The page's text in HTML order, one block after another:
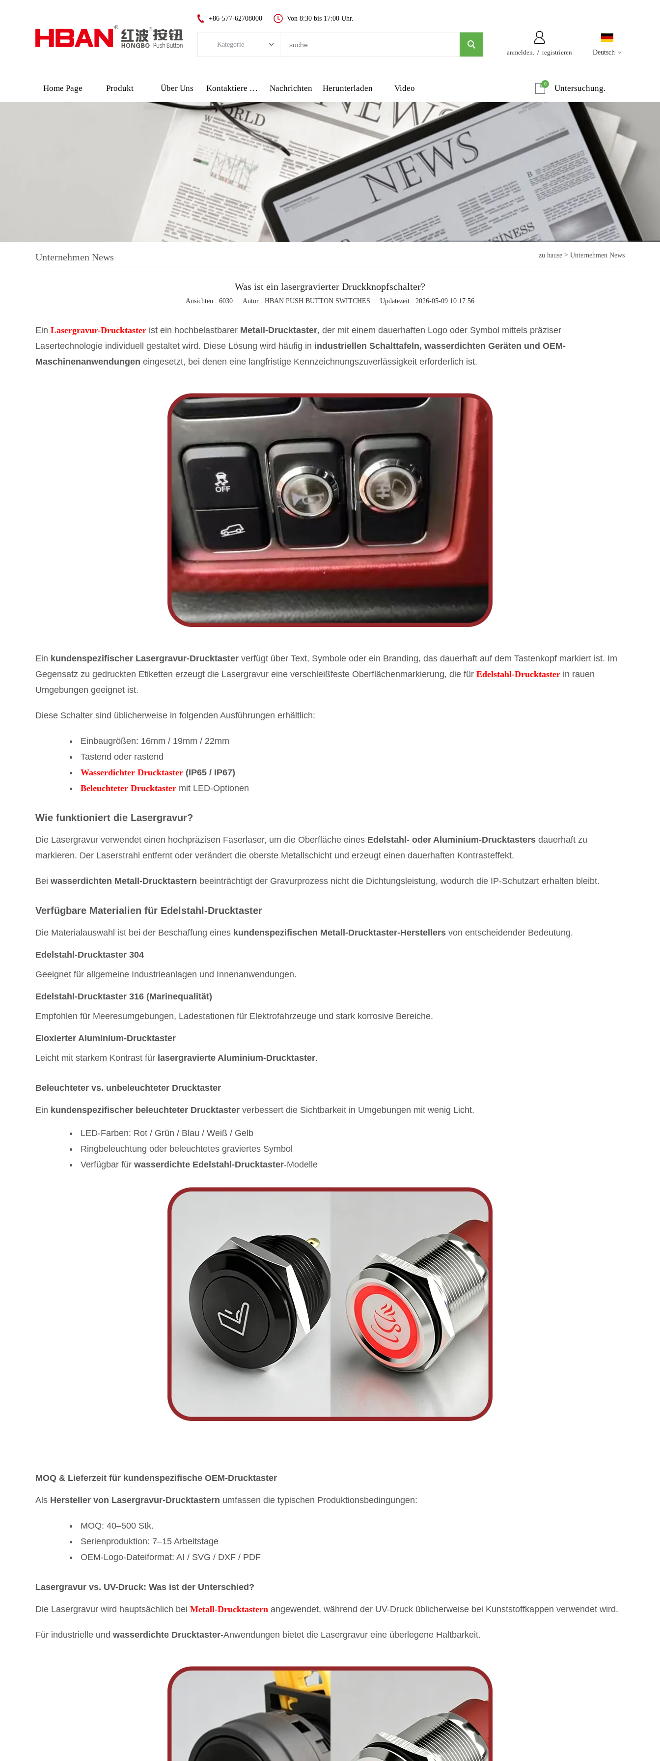
Deutsch
anmelden. / registrieren
+86-577-62708000 Von 8:30 bis 17:00 Uhr.
Kategorie
Led-anzeige
Notfall stop taste
Schlüssel schalter
Wählen schalter, drehschalter
Blinklicht
Button control box
Home Page Produkt Über Uns Kontaktiere Uns Nachrichten Herunterladen Video Untersuchung.
0
Unternehmen News zu hause > Unternehmen News
Was ist ein lasergravierter Druckknopfschalter?
Ansichten : 6030 Autor : HBAN PUSH BUTTON SWITCHES Updatezeit : 2026-05-09 10:17:56
Ein Lasergravur-Drucktaster ist ein hochbelastbarer Metall-Drucktaster, der mit einem dauerhaften Logo oder Symbol mittels präziser
Lasertechnologie individuell gestaltet wird. Diese Lösung wird häufig in industriellen Schalttafeln, wasserdichten Geräten und OEM-
Maschinenanwendungen eingesetzt, bei denen eine langfristige Kennzeichnungszuverlässigkeit erforderlich ist.
Ein kundenspezifischer Lasergravur-Drucktaster verfügt über Text, Symbole oder ein Branding, das dauerhaft auf dem Tastenkopf markiert ist. Im
Gegensatz zu gedruckten Etiketten erzeugt die Lasergravur eine verschleißfeste Oberflächenmarkierung, die für Edelstahl-Drucktaster in rauen
Umgebungen geeignet ist.
Diese Schalter sind üblicherweise in folgenden Ausführungen erhältlich:
Einbaugrößen: 16mm / 19mm / 22mm
Tastend oder rastend
Wasserdichter Drucktaster (IP65 / IP67)
Beleuchteter Drucktaster mit LED-Optionen
Wie funktioniert die Lasergravur?
Die Lasergravur verwendet einen hochpräzisen Faserlaser, um die Oberfläche eines Edelstahl- oder Aluminium-Drucktasters dauerhaft zu
markieren. Der Laserstrahl entfernt oder verändert die oberste Metallschicht und erzeugt einen dauerhaften Kontrasteffekt.
Bei wasserdichten Metall-Drucktastern beeinträchtigt der Gravurprozess nicht die Dichtungsleistung, wodurch die IP-Schutzart erhalten bleibt.
Verfügbare Materialien für Edelstahl-Drucktaster
Die Materialauswahl ist bei der Beschaffung eines kundenspezifischen Metall-Drucktaster-Herstellers von entscheidender Bedeutung.
Edelstahl-Drucktaster 304
Geeignet für allgemeine Industrieanlagen und Innenanwendungen.
Edelstahl-Drucktaster 316 (Marinequalität)
Empfohlen für Meeresumgebungen, Ladestationen für Elektrofahrzeuge und stark korrosive Bereiche.
Eloxierter Aluminium-Drucktaster
Leicht mit starkem Kontrast für lasergravierte Aluminium-Drucktaster.
Beleuchteter vs. unbeleuchteter Drucktaster
Ein kundenspezifischer beleuchteter Drucktaster verbessert die Sichtbarkeit in Umgebungen mit wenig Licht.
LED-Farben: Rot / Grün / Blau / Weiß / Gelb
Ringbeleuchtung oder beleuchtetes graviertes Symbol
Verfügbar für wasserdichte Edelstahl-Drucktaster-Modelle
MOQ & Lieferzeit für kundenspezifische OEM-Drucktaster
Als Hersteller von Lasergravur-Drucktastern umfassen die typischen Produktionsbedingungen:
MOQ: 40–500 Stk.
Serienproduktion: 7–15 Arbeitstage
OEM-Logo-Dateiformat: AI / SVG / DXF / PDF
Lasergravur vs. UV-Druck: Was ist der Unterschied?
Die Lasergravur wird hauptsächlich bei Metall-Drucktastern angewendet, während der UV-Druck üblicherweise bei Kunststoffkappen verwendet wird.
Für industrielle und wasserdichte Drucktaster-Anwendungen bietet die Lasergravur eine überlegene Haltbarkeit.